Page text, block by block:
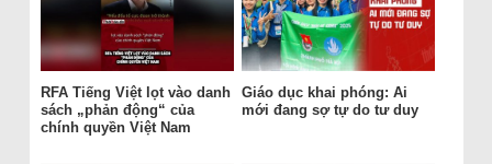
RFA Tiếng Việt lọt vào danh
sách „phản động“ của
chính quyền Việt Nam
Giáo dục khai phóng: Ai
mới đang sợ tự do tư duy